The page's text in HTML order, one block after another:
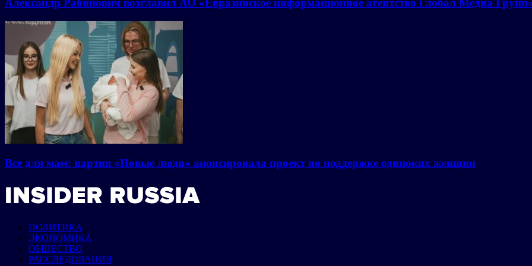
Александр Рабинович возглавил АО «Евразийское информационное агентство Глобал Медиа
Все для мам: партия «Новые люди» анонсировала проект по поддержке одиноких женщин
ПОЛИТИКА
ЭКОНОМИКА
ОБЩЕСТВО
РАССЛЕДОВАНИЯ